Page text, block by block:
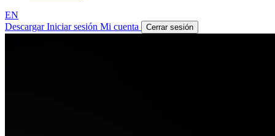
EN
DescargarIniciar sesión Mi cuenta Cerrar sesión